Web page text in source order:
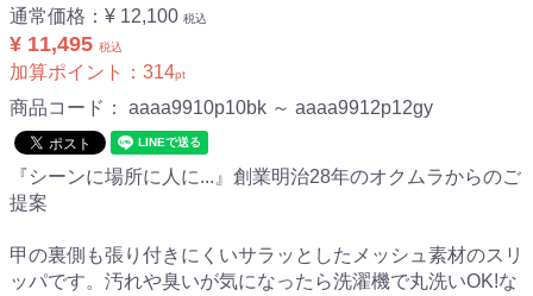
通常価格： ¥ 12,100 税込
¥ 11,495 税込
加算ポイント： 314pt
商品コード： aaaa9910p10bk ～ aaaa9912p12gy
『シーンに場所に人に...』創業明治28年のオクムラからのご
提案
甲の裏側も張り付きにくいサラッとしたメッシュ素材のスリ
ッパです。汚れや臭いが気になったら洗濯機で丸洗いOK!な